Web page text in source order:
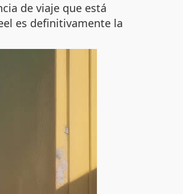
de viaje que está
es definitivamente la